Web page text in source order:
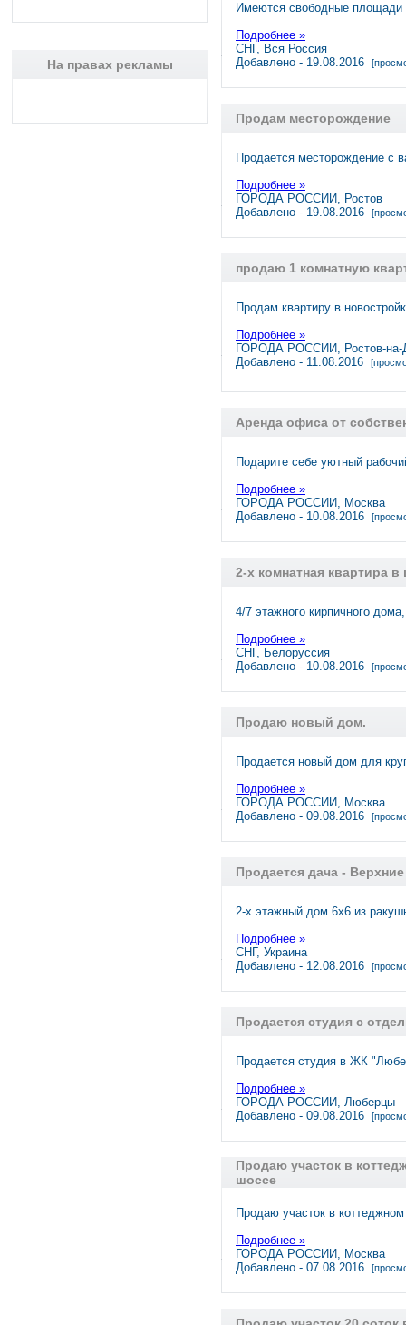
На правах рекламы
Имеются свободные площади
Подробнее »
СНГ, Вся Россия
Добавлено - 19.08.2016
Продам месторождение
Продается месторождение с
Подробнее »
ГОРОДА РОССИИ, Ростов
Добавлено - 19.08.2016
продаю 1 комнатную
Продам квартиру в
Подробнее »
ГОРОДА РОССИИ, Ростов-на-
Добавлено - 11.08.2016
Аренда офиса от
Подарите себе уютный
Подробнее »
ГОРОДА РОССИИ, Москва
Добавлено - 10.08.2016
2-х комнатная квартира
4/7 этажного кирпичного
Подробнее »
СНГ, Белоруссия
Добавлено - 10.08.2016
Продаю новый дом.
Продается новый дом для
Подробнее »
ГОРОДА РОССИИ, Москва
Добавлено - 09.08.2016
Продается дача -
2-х этажный дом 6х6 из
Подробнее »
СНГ, Украина
Добавлено - 12.08.2016
Продается студия с
Продается студия в ЖК
Подробнее »
ГОРОДА РОССИИ, Люберцы
Добавлено - 09.08.2016
Продаю участок в
шоссе
Продаю участок в
Подробнее »
ГОРОДА РОССИИ, Москва
Добавлено - 07.08.2016